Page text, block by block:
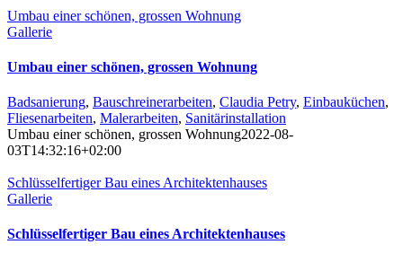
Umbau einer schönen, grossen Wohnung
Gallerie
Umbau einer schönen, grossen Wohnung
Badsanierung, Bauschreinerarbeiten, Claudia Petry, Einbauküchen,
Fliesenarbeiten, Malerarbeiten, Sanitärinstallation
Umbau einer schönen, grossen Wohnung2022-08-
03T14:32:16+02:00
Schlüsselfertiger Bau eines Architektenhauses
Gallerie
Schlüsselfertiger Bau eines Architektenhauses